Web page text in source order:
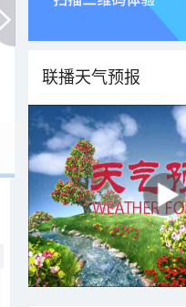
20时 21时 22时 23时
联播天气预报